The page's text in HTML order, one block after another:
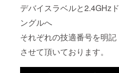
デバイスラベルと2.4GHzド
ングルへ
それぞれの技適番号を明記
させて頂いております。